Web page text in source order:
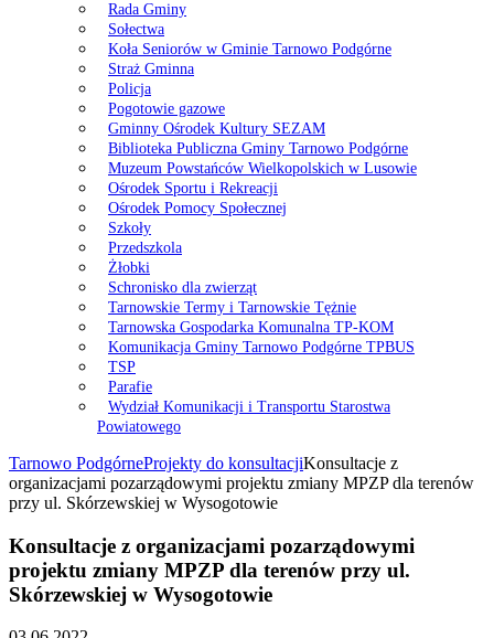
Rada Gminy
Sołectwa
Koła Seniorów w Gminie Tarnowo Podgórne
Straż Gminna
Policja
Pogotowie gazowe
Gminny Ośrodek Kultury SEZAM
Biblioteka Publiczna Gminy Tarnowo Podgórne
Muzeum Powstańców Wielkopolskich w Lusowie
Ośrodek Sportu i Rekreacji
Ośrodek Pomocy Społecznej
Szkoły
Przedszkola
Żłobki
Schronisko dla zwierząt
Tarnowskie Termy i Tarnowskie Tężnie
Tarnowska Gospodarka Komunalna TP-KOM
Komunikacja Gminy Tarnowo Podgórne TPBUS
TSP
Parafie
Wydział Komunikacji i Transportu Starostwa
Powiatowego
Tarnowo PodgórneProjekty do konsultacjiKonsultacje z
organizacjami pozarządowymi projektu zmiany MPZP dla terenów
przy ul. Skórzewskiej w Wysogotowie
Konsultacje z organizacjami pozarządowymi
projektu zmiany MPZP dla terenów przy ul.
Skórzewskiej w Wysogotowie